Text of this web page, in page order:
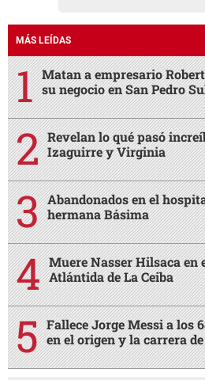
MÁS LEÍDAS
Matan a empresario
su negocio en San Pedro
Revelan lo qué pasó
Izaguirre y Virginia
Abandonados en el
hermana Básima
Muere Nasser Hilsaca en
Atlántida de La Ceiba
Fallece Jorge Messi a los
en el origen y la carrera